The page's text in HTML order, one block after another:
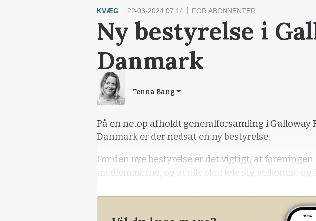
KVÆG 22-03-2024 07:14 FOR ABONNENTER
Ny bestyrelse i
Danmark
Tenna Bang
På en netop afholdt generalforsamling i Galloway
Danmark er der nedsat en ny bestyrelse.
For den nye bestyrelse er det vigtigt, at
medlemmerne, og at alle skal føle sig velkomne og
- Vi vil være en forening for alle medlemmer,
uanset hvorfor de er medlemmer, siger den nye